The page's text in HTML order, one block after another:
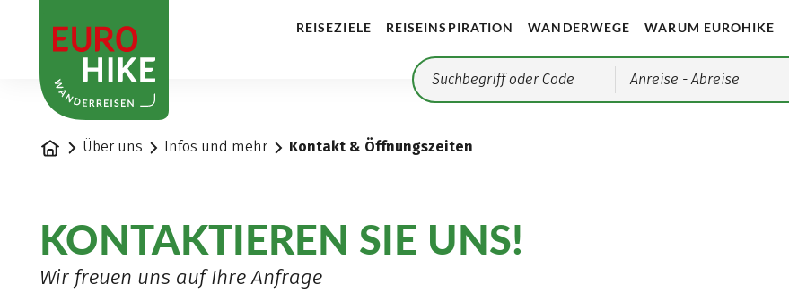
REISEZIELE REISEINSPIRATION WANDERWEGE WARUM EUROHIKE
Anreise - Abreise
StartseiteÜber uns Infos und mehr Kontakt & Öffnungszeiten
KONTAKTIEREN SIE UNS!
Wir freuen uns auf Ihre Anfrage